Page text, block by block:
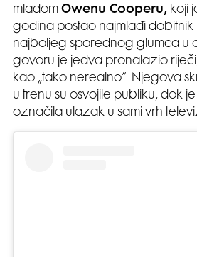
mladom Owenu Cooperu, koji
godina postao najmlađi dobitnik
najboljeg sporednog glumca u
govoru je jedva pronalazio
kao „tako nerealno”. Njegova
u trenu su osvojile publiku, dok
označila ulazak u sami vrh